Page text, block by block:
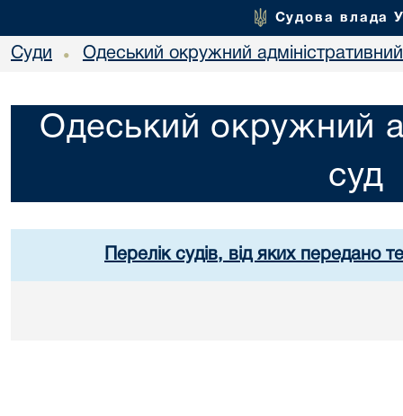
Судова влада
Суди • Одеський окружний
Одеський окружний
суд
Перелік судів, від яких передано